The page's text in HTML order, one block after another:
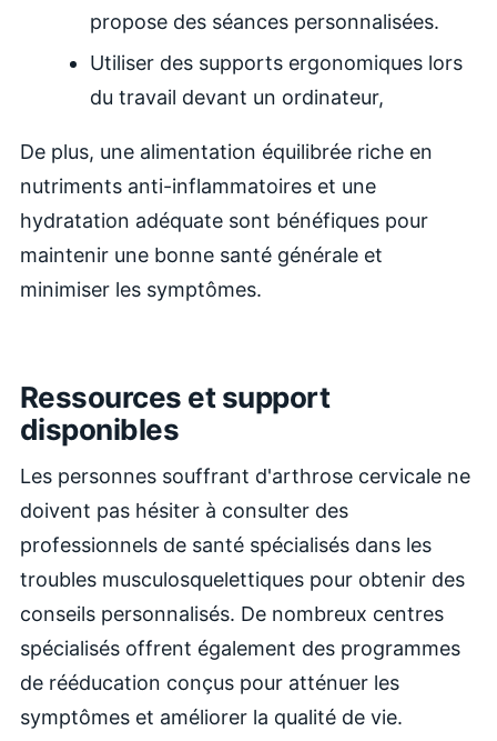
propose des séances personnalisées.
Utiliser des supports ergonomiques lors
du travail devant un ordinateur,
De plus, une alimentation équilibrée riche en
nutriments anti-inflammatoires et une
hydratation adéquate sont bénéfiques pour
maintenir une bonne santé générale et
minimiser les symptômes.
Ressources et support
disponibles
Les personnes souffrant d'arthrose cervicale ne
doivent pas hésiter à consulter des
professionnels de santé spécialisés dans les
troubles musculosquelettiques pour obtenir des
conseils personnalisés. De nombreux centres
spécialisés offrent également des programmes
de rééducation conçus pour atténuer les
symptômes et améliorer la qualité de vie.